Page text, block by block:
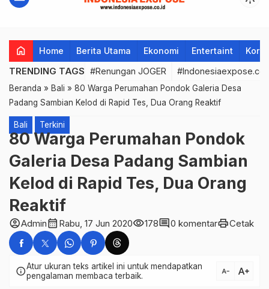
home Home Berita Utama Ekonomi Entertaint
TRENDING TAGS #Renungan JOGER
Beranda » Bali » 80 Warga Perumahan Pondok Galeria Desa
Padang Sambian Kelod di Rapid Tes, Dua Orang Reaktif
Bali Terkini
80 Warga Perumahan Pondok
Galeria Desa Padang Sambian
Kelod di Rapid Tes, Dua Orang
Reaktif
account_circleAdmincalendar_month Rabu, 17 Jun 2020visibility178comment0 komentarprintCetak
infoAtur ukuran teks artikel ini untuk mendapatkan
pengalaman membaca terbaik.
text_decrease text_increase